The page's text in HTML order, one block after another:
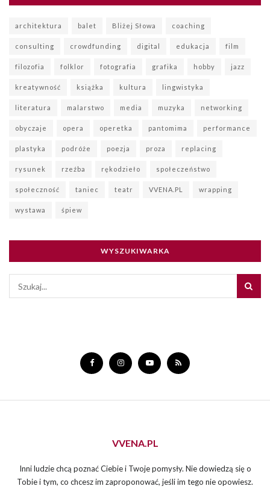
architektura balet Bliżej Słowa coaching
consulting crowdfunding digital edukacja film
filozofia folklor fotografia grafika hobby jazz
kreatywność książka kultura lingwistyka
literatura malarstwo media muzyka networking
obyczaje opera operetka pantomima performance
plastyka podróże poezja proza replacing
rysunek rzeźba rękodzieło społeczeństwo
społeczność taniec teatr VVENA.PL wrapping
wystawa śpiew
WYSZUKIWARKA
VVENA.PL
Inni ludzie chcą poznać Ciebie i Twoje pomysły. Nie dowiedzą się o
Tobie i tym, co chcesz im zaproponować, jeśli im tego nie opowiesz.